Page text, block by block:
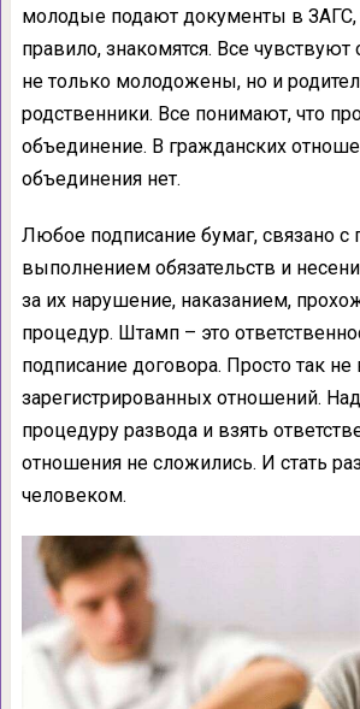
молодые подают документы в ЗАГС,
правило, знакомятся. Все чувствуют
не только молодожены, но и
родственники. Все понимают, что
объединение. В гражданских
объединения нет.
Любое подписание бумаг, связано
выполнением обязательств и
за их нарушение, наказанием,
процедур. Штамп – это
подписание договора. Просто так
зарегистрированных отношений.
процедуру развода и взять
отношения не сложились. И стать
человеком.